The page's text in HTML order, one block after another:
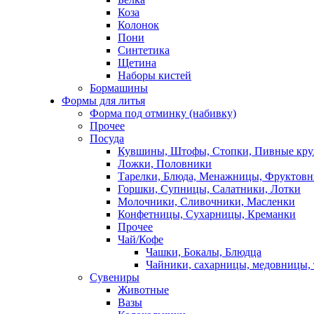
Коза
Колонок
Пони
Синтетика
Щетина
Наборы кистей
Бормашины
Формы для литья
Форма под отминку (набивку)
Прочее
Посуда
Кувшины, Штофы, Стопки, Пивные
Ложки, Половники
Тарелки, Блюда, Менажницы,
Горшки, Супницы, Салатники, Лотки
Молочники, Сливочники, Масленки
Конфетницы, Сухарницы, Креманки
Прочее
Чай/Кофе
Чашки, Бокалы, Блюдца
Чайники, сахарницы, медовницы,
Сувениры
Животные
Вазы